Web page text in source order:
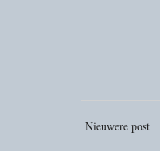
Nieuwere post